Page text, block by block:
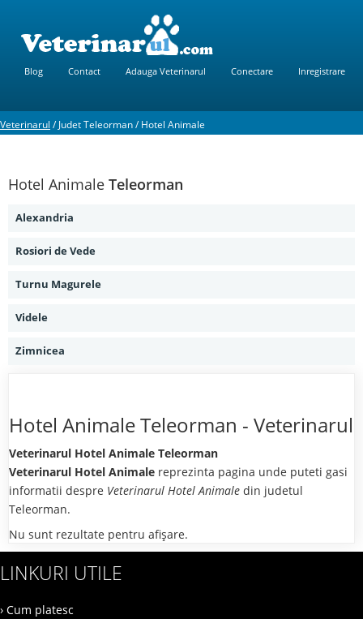
Blog Contact Adauga Veterinarul Conectare Inregistrare
Veterinarul /Judet Teleorman/Hotel Animale
Hotel Animale Teleorman
Alexandria
Rosiori de Vede
Turnu Magurele
Videle
Zimnicea
Hotel Animale Teleorman - Veterinarul
Veterinarul Hotel Animale Teleorman
Veterinarul Hotel Animale reprezinta pagina unde puteti gasi
informatii despre Veterinarul Hotel Animale din judetul
Teleorman.
Nu sunt rezultate pentru afişare.
LINKURI UTILE
› Cum platesc